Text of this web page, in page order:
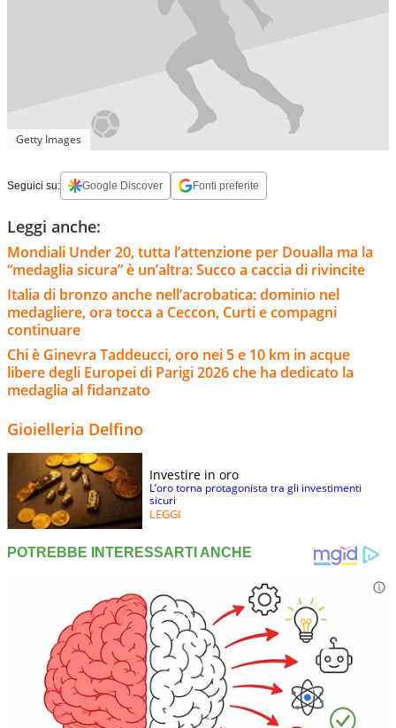
Getty Images
Seguici su: Google Discover Fonti preferite
Leggi anche:
Mondiali Under 20, tutta l’attenzione per Doualla ma la
“medaglia sicura” è un’altra: Succo a caccia di rivincite
Italia di bronzo anche nell’acrobatica: dominio nel
medagliere, ora tocca a Ceccon, Curti e compagni
continuare
Chi è Ginevra Taddeucci, oro nei 5 e 10 km in acque
libere degli Europei di Parigi 2026 che ha dedicato la
medaglia al fidanzato
Gioielleria Delfino
Investire in oro
L’oro torna protagonista tra gli investimenti
sicuri
LEGGI